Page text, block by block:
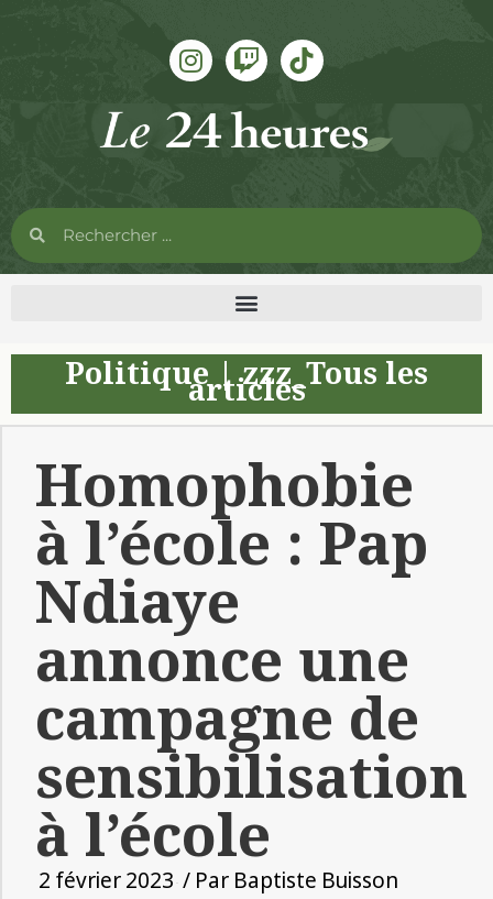
Politique|zzz_Tous les
articles
Homophobie
à l’école : Pap
Ndiaye
annonce une
campagne de
sensibilisation
à l’école
2 février 2023 / Par Baptiste Buisson